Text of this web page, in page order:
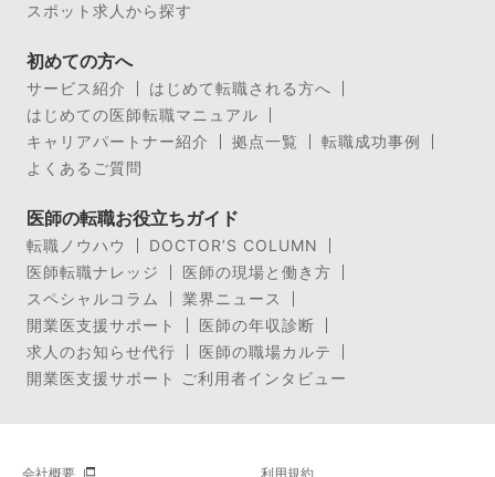
スポット求人から探す
初めての方へ
サービス紹介
はじめて転職される方へ
はじめての医師転職マニュアル
キャリアパートナー紹介
拠点一覧
転職成功事例
よくあるご質問
医師の転職お役立ちガイド
転職ノウハウ
DOCTOR’S COLUMN
医師転職ナレッジ
医師の現場と働き方
スペシャルコラム
業界ニュース
開業医支援サポート
医師の年収診断
求人のお知らせ代行
医師の職場カルテ
開業医支援サポート ご利用者インタビュー
会社概要 利用規約